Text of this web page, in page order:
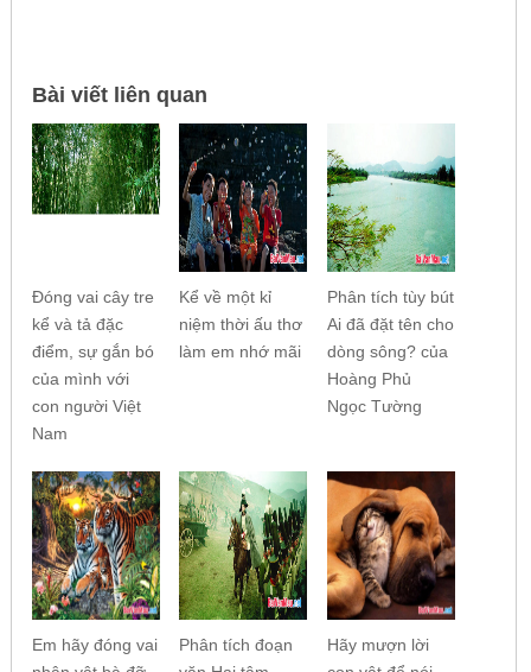
Bài viết liên quan
Đóng vai cây tre
kể và tả đặc
điểm, sự gắn bó
của mình với
con người Việt
Nam
Kể về một kỉ
niệm thời ấu thơ
làm em nhớ mãi
Phân tích tùy bút
Ai đã đặt tên cho
dòng sông? của
Hoàng Phủ
Ngọc Tường
Em hãy đóng vai
Phân tích đoạn
Hãy mượn lời